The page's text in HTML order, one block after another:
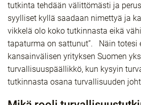
tutkinta tehdään välittömästi ja
syylliset kyllä saadaan nimettyä ja
vikkelä olo koko tutkinnasta eikä
tapaturma on sattunut”.
Näin totesi
kansainvälisen yrityksen Suomen
turvallisuuspäällikkö, kun kysyin
tutkinnasta osana turvallisuuden